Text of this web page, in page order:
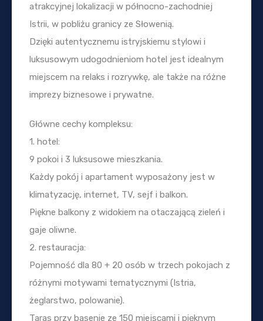
atrakcyjnej lokalizacji w północno-zachodniej
Istrii, w pobliżu granicy ze Słowenią.
Dzięki autentycznemu istryjskiemu stylowi i
luksusowym udogodnieniom hotel jest idealnym
miejscem na relaks i rozrywkę, ale także na różne
imprezy biznesowe i prywatne.
Główne cechy kompleksu:
1. hotel:
9 pokoi i 3 luksusowe mieszkania.
Każdy pokój i apartament wyposażony jest w
klimatyzację, internet, TV, sejf i balkon.
Piękne balkony z widokiem na otaczającą zieleń i
gaje oliwne.
2. restauracja:
Pojemność dla 80 + 20 osób w trzech pokojach z
różnymi motywami tematycznymi (Istria,
żeglarstwo, polowanie).
Taras przy basenie ze 150 miejscami i pięknym